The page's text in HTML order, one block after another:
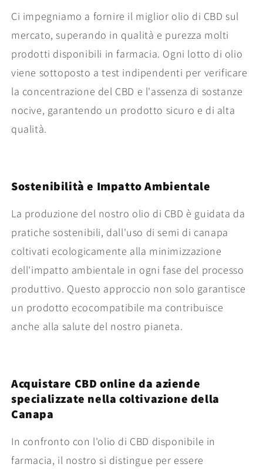
Ci impegniamo a fornire il miglior olio di CBD sul
mercato, superando in qualità e purezza molti
prodotti disponibili in farmacia. Ogni lotto di olio
viene sottoposto a test indipendenti per verificare
la concentrazione del CBD e l'assenza di sostanze
nocive, garantendo un prodotto sicuro e di alta
qualità.
Sostenibilità e Impatto Ambientale
La produzione del nostro olio di CBD è guidata da
pratiche sostenibili, dall'uso di semi di canapa
coltivati ecologicamente alla minimizzazione
dell'impatto ambientale in ogni fase del processo
produttivo. Questo approccio non solo garantisce
un prodotto ecocompatibile ma contribuisce
anche alla salute del nostro pianeta.
Acquistare CBD online da aziende
specializzate nella coltivazione della
Canapa
In confronto con l'olio di CBD disponibile in
farmacia, il nostro si distingue per essere